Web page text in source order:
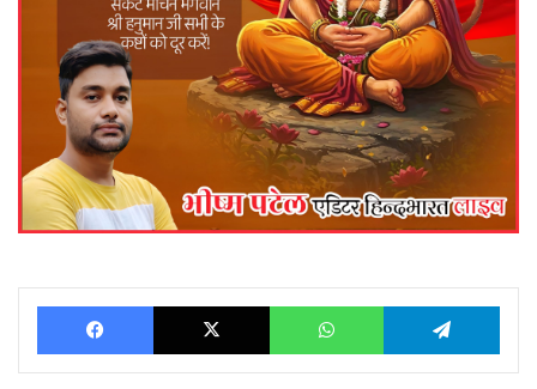
Facebook X WhatsApp